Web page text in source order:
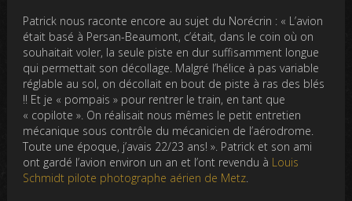
Patrick nous raconte encore au sujet du Norécrin : « L’avion
était basé à Persan-Beaumont, c’était, dans le coin où on
souhaitait voler, la seule piste en dur suffisamment longue
qui permettait son décollage. Malgré l’hélice à pas variable
réglable au sol, on décollait en bout de piste à ras des blés
!! Et je « pompais » pour rentrer le train, en tant que
« copilote ». On réalisait nous mêmes le petit entretien
mécanique sous contrôle du mécanicien de l’aérodrome.
Toute une époque, j’avais 22/23 ans! ». Patrick et son ami
ont gardé l’avion environ un an et l’ont revendu à Louis
Schmidt pilote photographe aérien de Metz.